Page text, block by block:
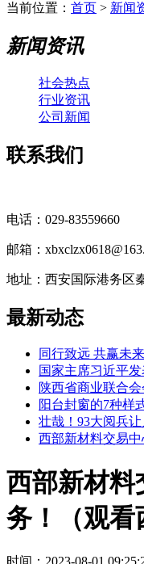
当前位置： 首页 > 新闻
新闻资讯
社会热点
行业资讯
公司新闻
联系我们
电话：029-83559660
邮箱：
地址：西安国际港务区
最新动态
同行致远 共赢未
国家主席习近平
陕西省商业联合
阳台封窗的7种样
壮哉！93大阅兵
西部新材料交易
西部新材
务！（观看